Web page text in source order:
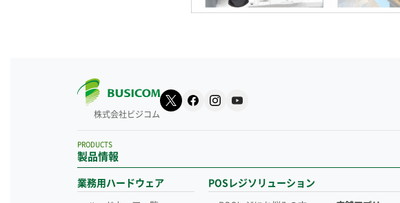
株式会社ビジコム
製品情報
PRODUCTS
業務用ハードウェア POSレジソリューション